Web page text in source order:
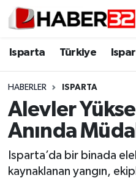
Isparta Türkiye
HABERLER ISPARTA
Alevler
Anında
Isparta’da bir binada
kaynaklanan yangın,
Isparta
Esnaf Diyor ki;
ASAYİŞ
BİLİM VE TEKNOLOJİ
Isparta Nöbetçi
Isparta Trafik
Süper Lig Puan
Tüm Manşetler